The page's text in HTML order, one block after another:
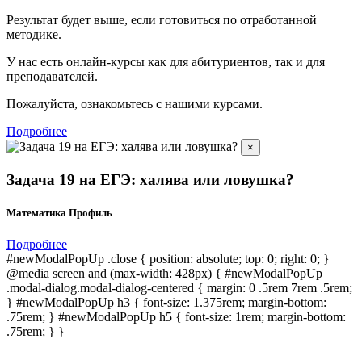
Результат будет выше, если готовиться по отработанной
методике.
У нас есть онлайн-курсы как для абитуриентов, так и для
преподавателей.
Пожалуйста, ознакомьтесь с нашими курсами.
Подробнее
×
Задача 19 на ЕГЭ: халява или ловушка?
Математика Профиль
Подробнее
#newModalPopUp .close { position: absolute; top: 0; right: 0; }
@media screen and (max-width: 428px) { #newModalPopUp
.modal-dialog.modal-dialog-centered { margin: 0 .5rem 7rem .5rem;
} #newModalPopUp h3 { font-size: 1.375rem; margin-bottom:
.75rem; } #newModalPopUp h5 { font-size: 1rem; margin-bottom:
.75rem; } }